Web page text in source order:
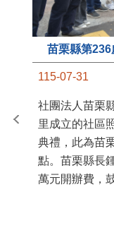
苗栗縣第
115-07-31
社團法人苗栗
里成立的社區
典禮，此為苗
點。苗栗縣長
萬元開辦費，